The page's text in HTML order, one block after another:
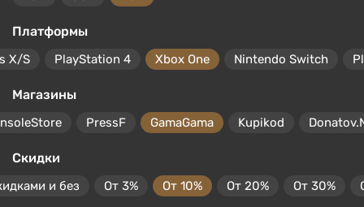
Платформы
X/S PlayStation 4 Xbox One Nintendo Switch
Магазины
PressF GamaGama Kupikod
Скидки
и без От 3% От 10% От 20% От 30%